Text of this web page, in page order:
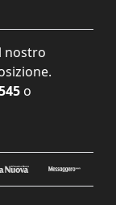
nostro
o